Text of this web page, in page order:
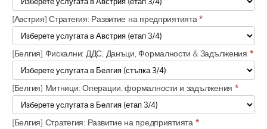
[Австрия] Стратегия: Развитие на предприятията*
[Белгия] Фискални: ДДС, Данъци, Формалности & Задължения *
[Белгия] Митници: Операции, формалности и задължения *
[Белгия] Стратегия: Развитие на предприятията *